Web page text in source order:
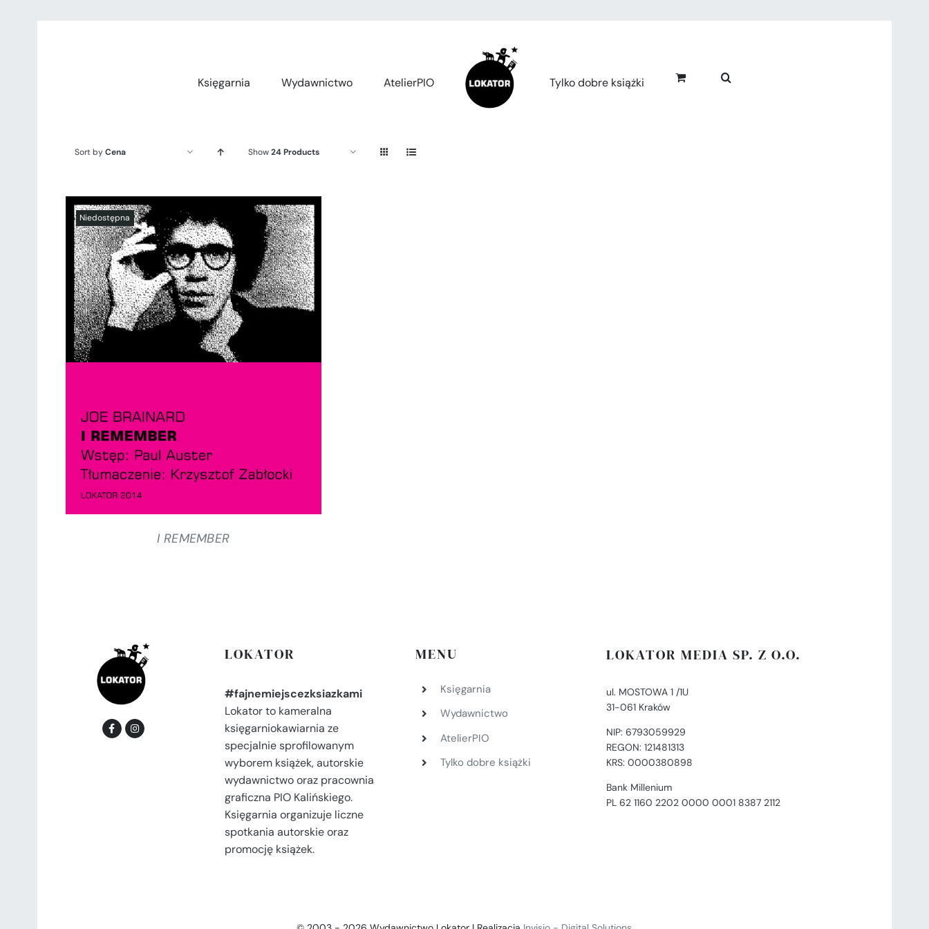
Księgarnia
Wydawnictwo AtelierPIO Tylko dobre książki
Sort byCena Show24 Products
SZCZEGÓŁY
I REMEMBER
LOKATOR
#fajnemiejscezksiazkami
Lokator to kameralna
księgarniokawiarnia ze
specjalnie sprofilowanym
wyborem książek, autorskie
wydawnictwo oraz pracownia
graficzna PIO Kalińskiego.
Księgarnia organizuje liczne
spotkania autorskie oraz
promocję książek.
MENU
Księgarnia
Wydawnictwo
AtelierPIO
Tylko dobre książki
LOKATOR MEDIA SP. Z O.O.
ul. MOSTOWA 1 /1U
31-061 Kraków
NIP: 6793059929
REGON: 121481313
KRS: 0000380898
Bank Millenium
PL 62 1160 2202 0000 0001 8387 2112